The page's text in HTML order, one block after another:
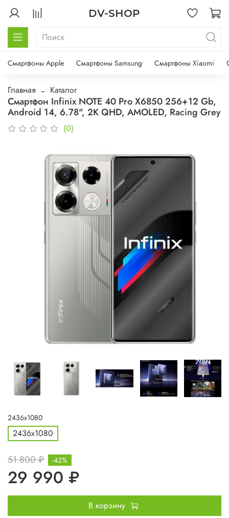
DV-SHOP
Смартфоны Apple Смартфоны Samsung Смартфоны Xiaomi
Главная Каталог
Смартфон Infinix NOTE 40 Pro X6850 256+12 Gb,
Android 14, 6.78", 2K QHD, AMOLED, Racing Grey
(0)
2436x1080
2436x1080
51 800 ₽
29 990 ₽
-42%
В корзину